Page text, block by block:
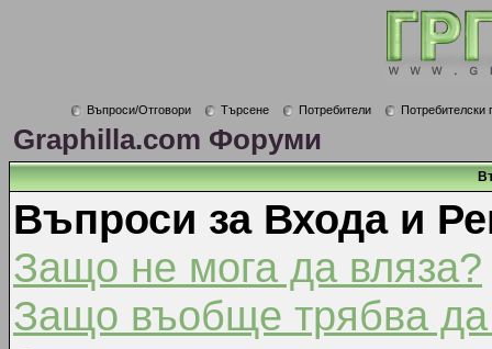
Въпроси/Отговори Търсене Потребители Потребителски
Graphilla.com Форуми
Въпроси за Входа и
Защо не мога да вляза?
Защо въобще трябва да